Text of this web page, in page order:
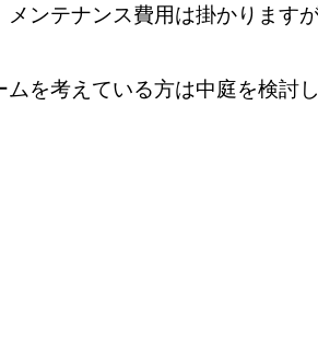
ンテナンス費用は掛かります
を考えている方は中庭を検討